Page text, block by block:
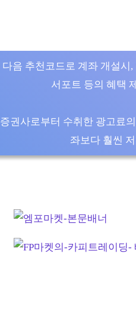
다음 추천코드로 계좌 개설시
서포트 등의 혜택
증권사로부터 수취한 광고료
좌보다 훨씬